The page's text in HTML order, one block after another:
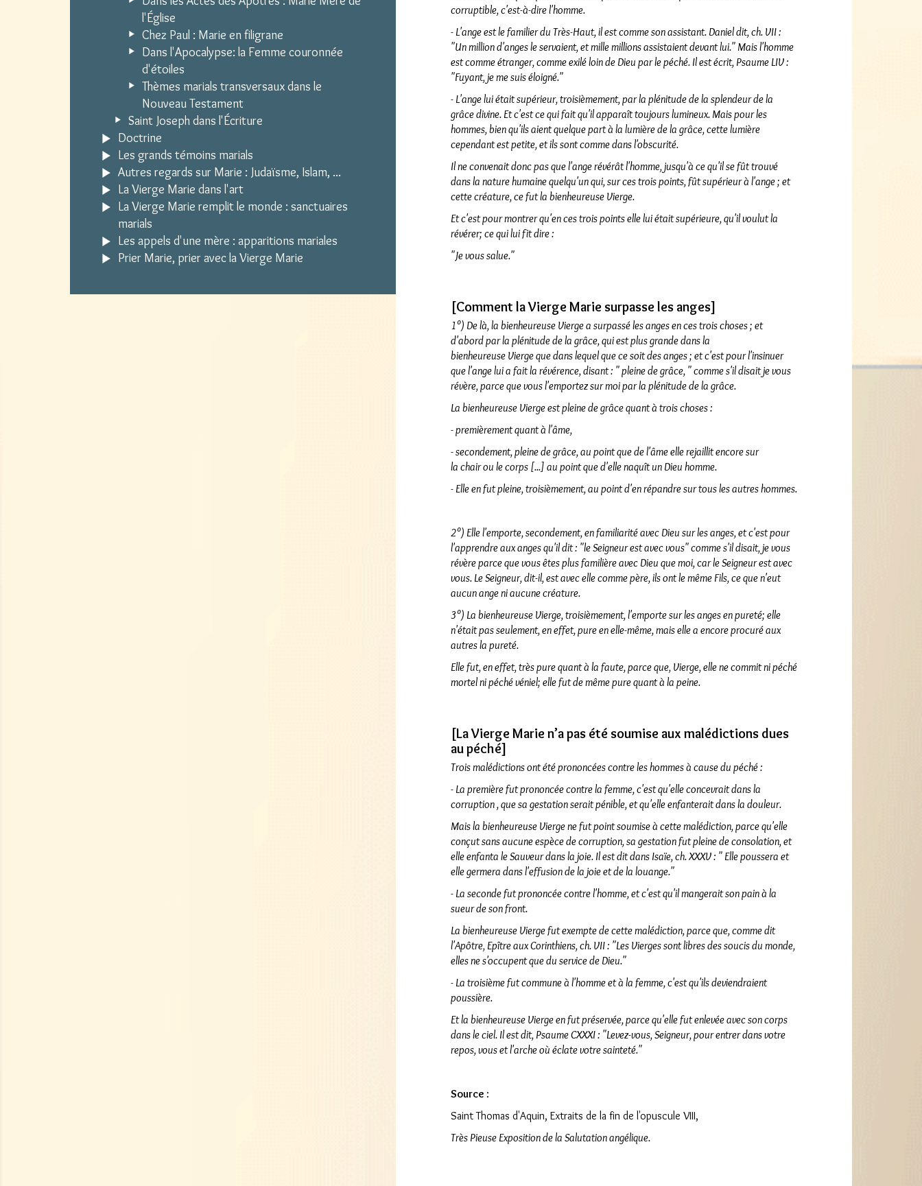
l'Église
Chez Paul : Marie en filigrane
Dans l'Apocalypse: la Femme couronnée
d'étoiles
Thèmes marials transversaux dans le
Nouveau Testament
Saint Joseph dans l'Écriture
Doctrine
Les grands témoins marials
Autres regards sur Marie : Judaïsme, Islam, ...
La Vierge Marie dans l'art
La Vierge Marie remplit le monde : sanctuaires
marials
Les appels d'une mère : apparitions mariales
Prier Marie, prier avec la Vierge Marie
corruptible,c'est-à-dire l'homme.
- L'ange est le familier du Très-Haut,il est comme son assistant. Daniel dit, ch. VII :
"Un million d'anges le servaient, et mille millions assistaient devant lui." Mais l'homme
est comme étranger, comme exilé loin de Dieu par le péché. Il est écrit, Psaume LIV :
"Fuyant, je me suis éloigné."
- L'ange lui était supérieur, troisièmement, par la plénitude de la splendeur de la
grâce divine. Et c'est ce qui fait qu'il apparaît toujours lumineux. Mais pour les
hommes, bien qu'ils aient quelque part à la lumière de la grâce, cette lumière
cependant est petite, et ils sont comme dans l'obscurité.
Il ne convenait donc pas que l'ange révérât l'homme, jusqu'à ce qu'il se fût trouvé
dans la nature humaine quelqu'un qui, sur ces trois points, fût supérieur à l'ange ; et
cette créature, ce fut la bienheureuse Vierge.
Et c'est pour montrer qu'en ces trois points elle lui était supérieure, qu'il voulut la
révérer; ce qui lui fit dire :
"Je vous salue."
[Comment la Vierge Marie surpasse les anges]
1°) De là, la bienheureuse Vierge a surpassé les anges en ces trois choses ; et
d'abord par la plénitude de la grâce,qui est plus grande dans la
bienheureuse Vierge que dans lequel que ce soit des anges ; et c'est pour l'insinuer
que l'ange lui a fait la révérence, disant : " pleine de grâce, " comme s'il disait je vous
révère, parce que vous l'emportez sur moi par la plénitude de la grâce.
La bienheureuse Vierge est pleine de grâce quant à trois choses :
- premièrement quant à l'âme,
- secondement, pleine de grâce, au point que de l'âme elle rejaillit encore sur
la chair ou le corps [...] au point que d'elle naquît un Dieu homme.
- Elle en fut pleine, troisièmement, au point d'en répandre sur tous les autres hommes.
2°) Elle l'emporte, secondement, en familiarité avec Dieu sur les anges,et c'est pour
l'apprendre aux anges qu'il dit : "le Seigneur est avec vous" comme s'il disait, je vous
révère parce que vous êtes plus familière avec Dieu que moi, car le Seigneur est avec
vous. Le Seigneur, dit-il, est avec elle comme père, ils ont le même Fils, ce que n'eut
aucun ange ni aucune créature.
3°) La bienheureuse Vierge, troisièmement, l'emporte sur les anges en pureté; elle
n'était pas seulement, en effet, pure en elle-même, mais elle a encore procuré aux
autres la pureté.
Elle fut, en effet, très pure quant à la faute, parce que, Vierge, elle ne commit ni péché
mortel ni péché véniel; elle fut de même pure quant à la peine.
[La Vierge Marie n’a pas été soumise aux malédictions dues
au péché]
Trois malédictions ont été prononcées contre les hommes à cause du péché :
- La première fut prononcée contre la femme, c'est qu'elle concevrait dans la
corruption , que sa gestation serait pénible, et qu'elle enfanterait dans la douleur.
Mais la bienheureuse Vierge ne fut point soumise à cette malédiction, parce qu'elle
conçut sans aucune espèce de corruption, sa gestation fut pleine de consolation, et
elle enfanta le Sauveur dans la joie. Il est dit dans Isaïe, ch. XXXV : " Elle poussera et
elle germera dans l'effusion de la joie et de la louange."
- La seconde fut prononcée contre l'homme, et c'est qu'il mangerait son pain à la
sueur de son front.
La bienheureuse Vierge fut exempte de cette malédiction, parce que, comme dit
l'Apôtre, Epître aux Corinthiens, ch. VII : "Les Vierges sont libres des soucis du monde,
elles ne s'occupent que du service de Dieu."
- La troisième fut commune à l'homme et à la femme, c'est qu'ils deviendraient
poussière.
Et la bienheureuse Vierge en fut préservée, parce qu'elle fut enlevée avec son corps
dans le ciel. Il est dit, Psaume CXXXI : "Levez-vous, Seigneur, pour entrer dans votre
repos, vous et l'arche où éclate votre sainteté."
Source :
Saint Thomas d'Aquin, Extraits de la fin de l'opuscule VIII,
Très Pieuse Exposition de la Salutation angélique.